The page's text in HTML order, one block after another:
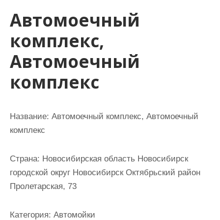
Автомоечный
комплекс,
Автомоечный
комплекс
Название: Автомоечный комплекс, Автомоечный
комплекс
Страна: Новосибирская область Новосибирск
городской округ Новосибирск Октябрьский район
Пролетарская, 73
Категория: Автомойки